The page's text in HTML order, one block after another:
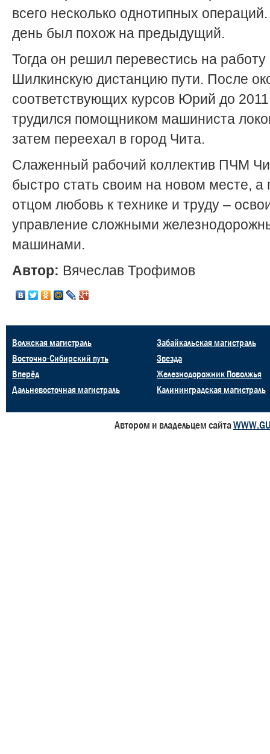
всего несколько однотипных
день был похож на предыдущий.
Тогда он решил перевестись на работу
Шилкинскую дистанцию пути. После
соответствующих курсов Юрий до 2011
трудился помощником машиниста
затем переехал в город Чита.
Слаженный рабочий коллектив ПЧМ
быстро стать своим на новом месте, а
отцом любовь к технике и труду –
управление сложными
машинами.
Автор: Вячеслав Трофимов
Волжская магистраль
Восточно-Сибирский путь
Вперёд
Дальневосточная магистраль
Забайкальская магистраль
Звезда
Железнодорожник Поволжья
Калининградская магистраль
Автором и владельцем сайта